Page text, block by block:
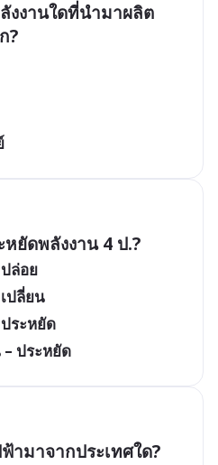
งงานใดที่นำมาผลิต
?
ยัดพลังงาน 4 ป.?
ล่อย
ปลี่ยน
ระหยัด
– ประหยัด
ามาจากประเทศใด?